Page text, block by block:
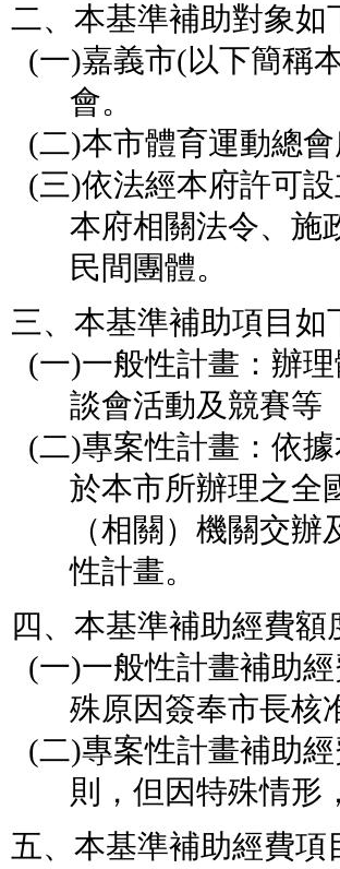
二、本基準補助對象如
(一)嘉義市(以下簡稱
會。
(二)本市體育運動總
(三)依法經本府許可
本府相關法令、施
民間團體。
三、本基準補助項目如
(一)一般性計畫：辦
談會活動及競賽等
(二)專案性計畫：依
於本市所辦理之全
（相關）機關交
性計畫。
四、本基準補助經費額
(一)一般性計畫補助
殊原因簽奉市長核
(二)專案性計畫補助
則，但因特殊情形
五、本基準補助經費